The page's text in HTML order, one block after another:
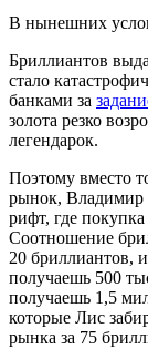
В нынешних
Бриллиантов
стало
банками за
золота резко
легендарок.
Поэтому вместо
рынок, Владимир
рифт, где
Соотношение
20 бриллиантов,
получаешь 500
получаешь 1,5
которые Лис
рынка за 75